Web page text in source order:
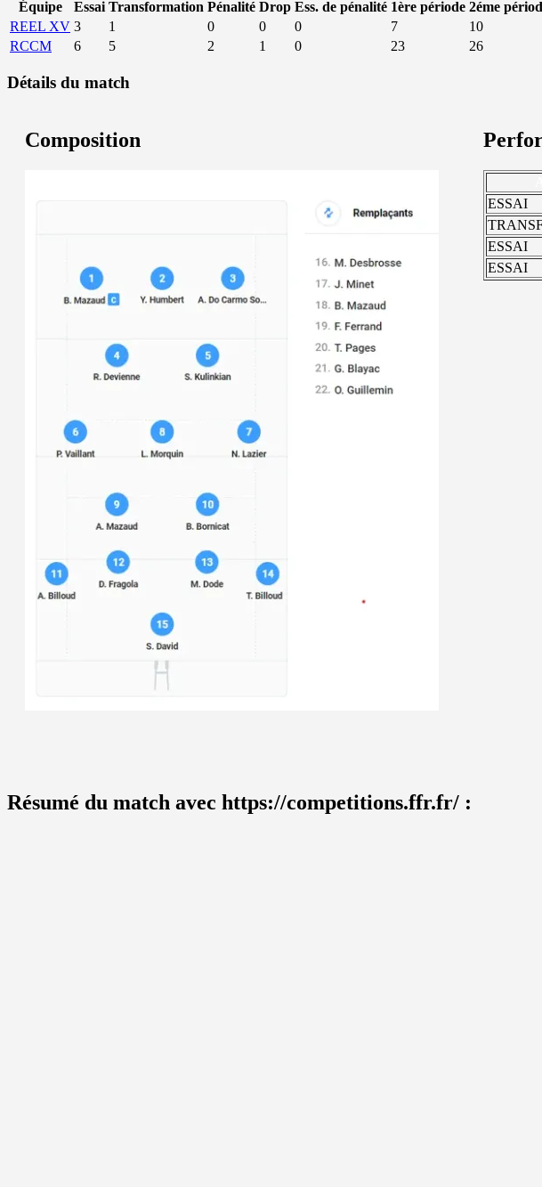
Équipe Essai Transformation Pénalité Drop Ess. de pénalité 1ère période 2éme
REEL XV 3 1 0 0 0 7 10
RCCM
6 5 2 1 0 23 26
Détails du match
Composition
ESSAI
ESSAI
ESSAI
Résumé du match avec https://competitions.ffr.fr/ :